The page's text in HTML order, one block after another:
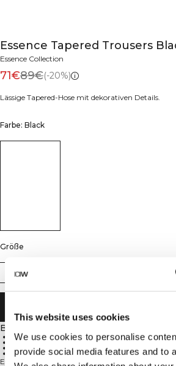
This website uses cookies
We use cookies to personalise
provide social media features and to
Essence Tapered Trousers
Essence Collection
71€89€(-20%)
Lässige Tapered-Hose mit dekorativen Details.
Farbe: Black
Größe
S
Beschreibung
69 % Viskose, 27 % Polyester, 4 % Elastan
Konische Passform
Eingrifftaschen
Mittelhoher Bund
Essence Tapered Trousers sorgen jeden Tag für